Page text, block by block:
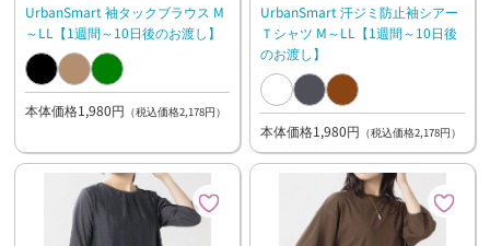
UrbanSmart 袖タックブラウス M
～LL【1週間～10日後のお渡し】
本体価格1,980円 （税込価格2,178円）
UrbanSmart 汗ジミ防止袖シアー
Ｔシャツ M～LL【1週間～10日後
のお渡し】
本体価格1,980円 （税込価格2,178円）